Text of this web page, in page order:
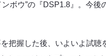
ボウ”の『DSP1.8』。今
把握した後、いよいよ試